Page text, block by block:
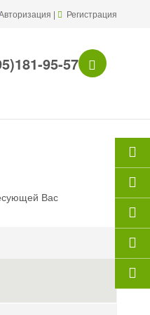
| Регистрация
95-57
Вас